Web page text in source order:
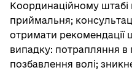
Координаційному
приймальня;
отримати рекомендації
випадку: потрапляння в
позбавлення волі;